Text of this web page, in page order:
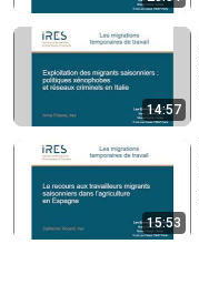
14:57
15:53